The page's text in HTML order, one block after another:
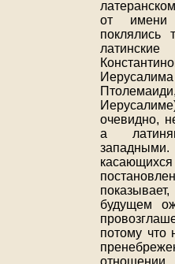
от имени
поклялись
очевидно,
а
будущем
потому что